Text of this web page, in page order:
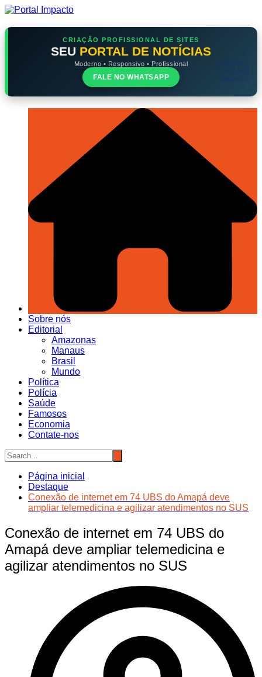
Ir
o
CRIAÇÃO PROFISSIONAL DE SITES
SEU PORTAL DE NOTÍCIAS
Moderno • Responsivo • Profissional
FALE NO WHATSAPP
Sobre nós
Editorial
Amazonas
Manaus
Brasil
Mundo
Política
Polícia
Saúde
Famosos
Economia
Contate-nos
Página inicial
Destaque
Conexão de internet em 74 UBS do Amapá deve
ampliar telemedicina e agilizar atendimentos no SUS
Conexão de internet em 74 UBS do
Amapá deve ampliar telemedicina e
agilizar atendimentos no SUS